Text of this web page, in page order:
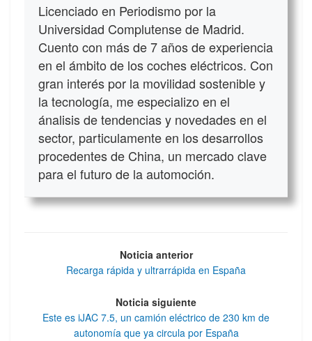
Licenciado en Periodismo por la
Universidad Complutense de Madrid.
Cuento con más de 7 años de experiencia
en el ámbito de los coches eléctricos. Con
gran interés por la movilidad sostenible y
la tecnología, me especializo en el
ánalisis de tendencias y novedades en el
sector, particulamente en los desarrollos
procedentes de China, un mercado clave
para el futuro de la automoción.
Noticia anterior
Recarga rápida y ultrarrápida en España
Noticia siguiente
Este es iJAC 7.5, un camión eléctrico de 230 km de
autonomía que ya circula por España